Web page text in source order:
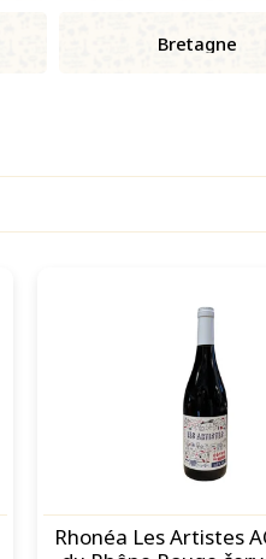
Bretagne
Rhonéa Les Artistes